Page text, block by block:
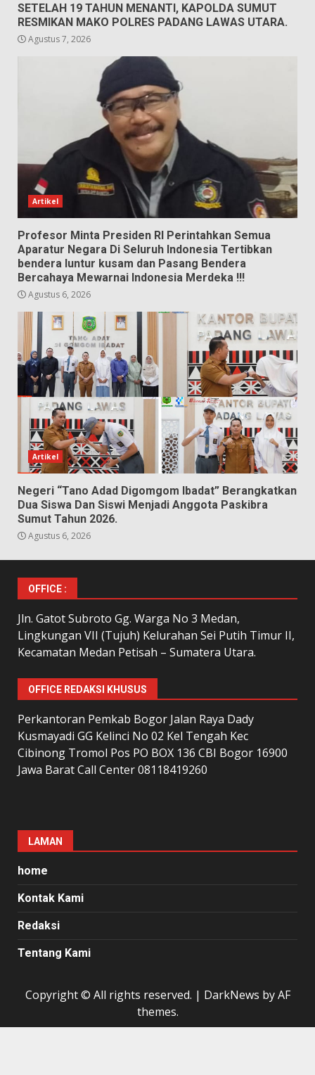
SETELAH 19 TAHUN MENANTI, KAPOLDA SUMUT
RESMIKAN MAKO POLRES PADANG LAWAS UTARA.
Agustus 7, 2026
Artikel
Profesor Minta Presiden RI Perintahkan Semua
Aparatur Negara Di Seluruh Indonesia Tertibkan
bendera luntur kusam dan Pasang Bendera
Bercahaya Mewarnai Indonesia Merdeka !!!
Agustus 6, 2026
Artikel
Negeri “Tano Adad Digomgom Ibadat” Berangkatkan
Dua Siswa Dan Siswi Menjadi Anggota Paskibra
Sumut Tahun 2026.
Agustus 6, 2026
OFFICE :
Jln. Gatot Subroto Gg. Warga No 3 Medan,
Lingkungan VII (Tujuh) Kelurahan Sei Putih Timur II,
Kecamatan Medan Petisah – Sumatera Utara.
OFFICE REDAKSI KHUSUS
Perkantoran Pemkab Bogor Jalan Raya Dady
Kusmayadi GG Kelinci No 02 Kel Tengah Kec
Cibinong Tromol Pos PO BOX 136 CBI Bogor 16900
Jawa Barat Call Center 08118419260
LAMAN
home
Kontak Kami
Redaksi
Tentang Kami
Copyright © All rights reserved. | DarkNews by AF
themes.